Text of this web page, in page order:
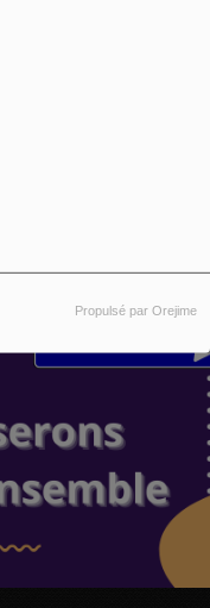
Propulsé par Orejime